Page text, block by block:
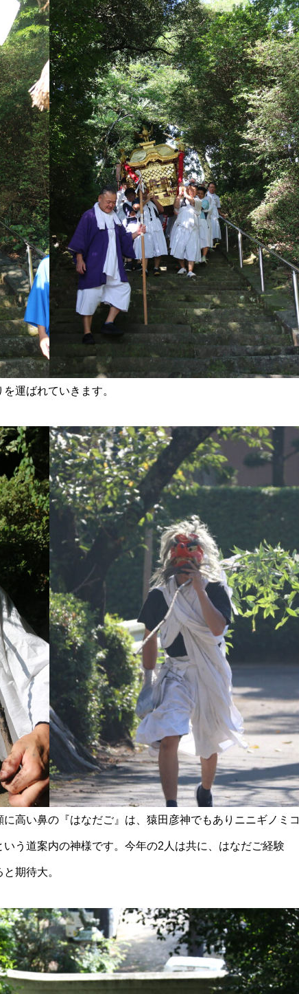
／上
WE LOVE PLANTS. AT島原半島
（花樹園 有家店／重松花屋gree
n＋／HaNARaKaN／インテリア
ショップGARAGE）
集／
［島原市］喜ばれるチョコ♡久
遠チョコレートのバレンタイン
セット
バレンタイン2023 @les pignon
s（レ・ピニヨン）
バレンタイン2023 @オカモ
ト・シェ・ダムール
会に
令和8年 島原市消防出初式
の集
行ってみた＠令和7年島原城大
手門市／はみだせ島原高校生共
創プロジェクト／島商ップ／Mij
oかふぇ／しまばら温泉不知火
まつり
温泉
炭を塗る道案内人「はなだご」
出現！／温泉神社（大三東）の
風除祭
どい
大迫力のブルーインパルス＠築
城400年の島原城から見てみた
桜スポット2025＠島原（島原総
運ばれていきます。
高い鼻の『はなだご』は、猿田彦神でもありニニギノミコ
う道案内の神様です。今年の2人は共に、はなだご経験
期待大。